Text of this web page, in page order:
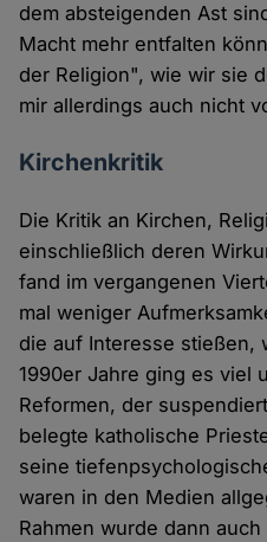
dem absteigenden Ast
Macht mehr entfalten
der Religion", wie wir sie
mir allerdings auch nicht
Kirchenkritik
Die Kritik an Kirchen,
einschließlich deren
fand im vergangenen
mal weniger
die auf Interesse stießen,
1990er Jahre ging es viel
Reformen, der
belegte katholische
seine
waren in den Medien
Rahmen wurde dann